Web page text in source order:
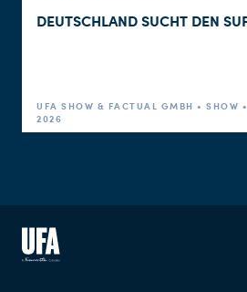
DEUTSCHLAND SUCHT DEN
UFA SHOW & FACTUAL GMBH • SHOW
2026